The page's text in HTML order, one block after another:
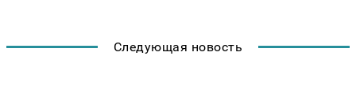
Следующая новость